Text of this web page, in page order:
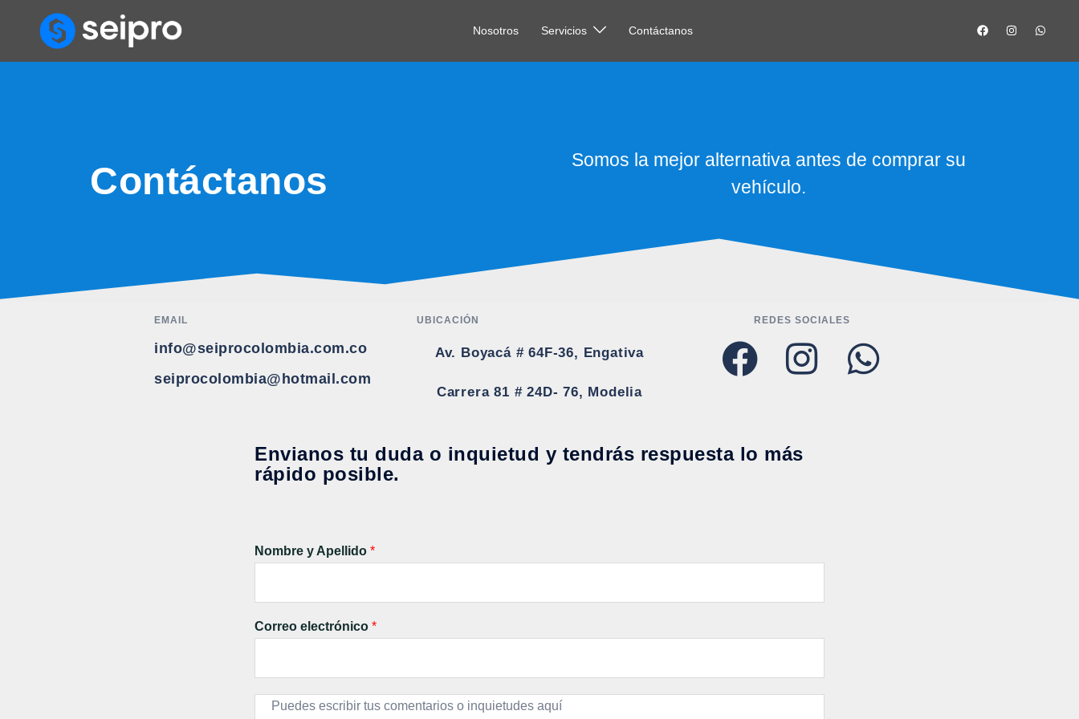
Nosotros Servicios Contáctanos
Contáctanos
Somos la mejor alternativa antes de comprar su
vehículo.
EMAIL
info@seiprocolombia.com.co
seiprocolombia@hotmail.com
UBICACIÓN
Av. Boyacá # 64F-36, Engativa
Carrera 81 # 24D- 76, Modelia
REDES SOCIALES
Envianos tu duda o inquietud y tendrás respuesta lo más
rápido posible.
Nombre y Apellido *
Correo electrónico *